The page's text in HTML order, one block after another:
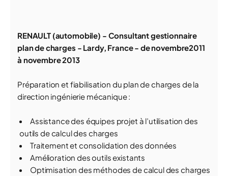
RENAULT (automobile) - Consultant gestionnaire
plan de charges - Lardy, France - de novembre2011
à novembre 2013
Préparation et fiabilisation du plan de charges de la
direction ingénierie mécanique :
Assistance des équipes projet à l’utilisation des
outils de calcul des charges
Traitement et consolidation des données
Amélioration des outils existants
Optimisation des méthodes de calcul des charges